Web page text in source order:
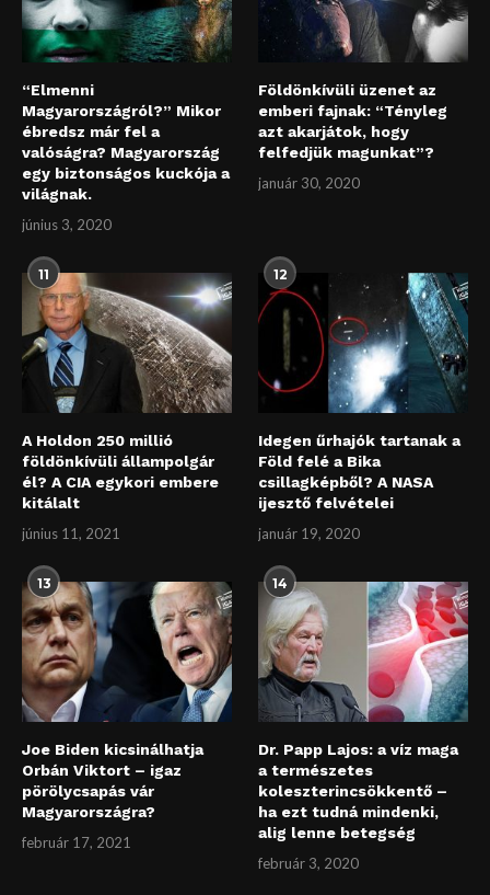
“Elmenni
Magyarországról?” Mikor
ébredsz már fel a
valóságra? Magyarország
egy biztonságos kuckója a
világnak.
június 3, 2020
Földönkívüli üzenet az
emberi fajnak: “Tényleg
azt akarjátok, hogy
felfedjük magunkat”?
január 30, 2020
11
A Holdon 250 millió
földönkívüli állampolgár
él? A CIA egykori embere
kitálalt
június 11, 2021
12
Idegen űrhajók tartanak a
Föld felé a Bika
csillagképből? A NASA
ijesztő felvételei
január 19, 2020
13
Joe Biden kicsinálhatja
Orbán Viktort – igaz
pörölycsapás vár
Magyarországra?
február 17, 2021
14
Dr. Papp Lajos: a víz maga
a természetes
koleszterincsökkentő –
ha ezt tudná mindenki,
alig lenne betegség
február 3, 2020